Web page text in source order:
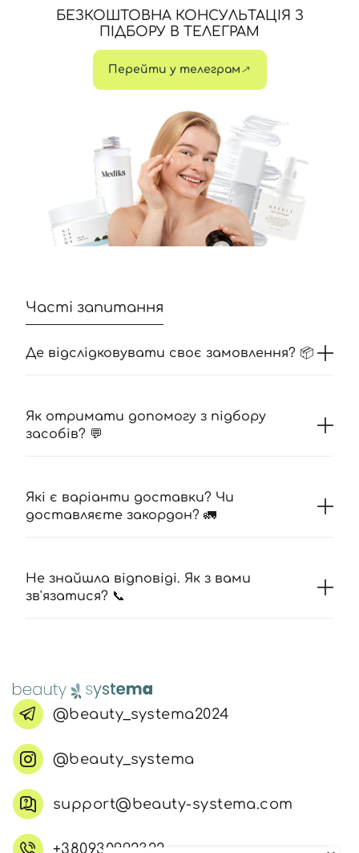
БЕЗКОШТОВНА КОНСУЛЬТАЦІЯ З
ПІДБОРУ В ТЕЛЕГРАМ
Перейти у телеграм
Часті запитання
Де відслідковувати своє замовлення? 📦
Як отримати допомогу з підбору
засобів? 💬
Які є варіанти доставки? Чи
доставляєте закордон? 🚛
Не знайшла відповіді. Як з вами
зв'язатися? 📞
@beauty_systema2024
@beauty_systema
support@beauty-systema.com
+380930992322